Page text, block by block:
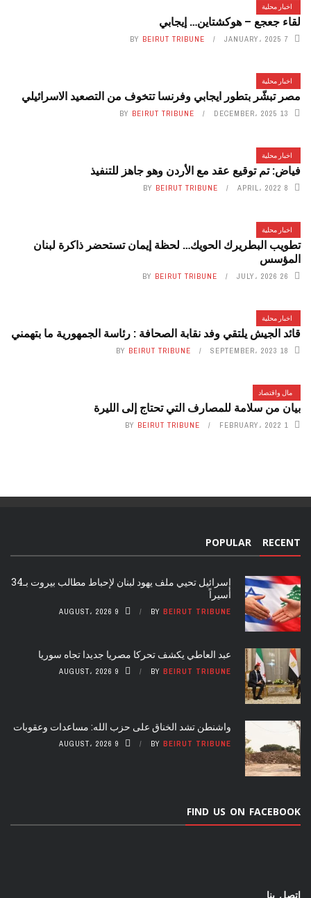
اخبار محلية
لقاء جعجع – هوكشتاين… إيجابي
7 JANUARY، 2025 BY BEIRUT TRIBUNE
اخبار محلية
مصر تبشّر بتطور ايجابي وفرنسا تتخوف من التصعيد الاسرائيلي
13 DECEMBER، 2025 BY BEIRUT TRIBUNE
اخبار محلية
فياض: تم توقيع عقد مع الأردن وهو جاهز للتنفيذ
8 APRIL، 2022 BY BEIRUT TRIBUNE
اخبار محلية
تطويب البطريرك الحويك… لحظة إيمان تستحضر ذاكرة لبنان
المؤسس
26 JULY، 2026 BY BEIRUT TRIBUNE
اخبار محلية
قائد الجيش يلتقي وفد نقابة الصحافة : رئاسة الجمهورية ما بتهمني
18 SEPTEMBER، 2023 BY BEIRUT TRIBUNE
مال واقتصاد
بيان من سلامة للمصارف التي تحتاج إلى الليرة
1 FEBRUARY، 2022 BY BEIRUT TRIBUNE
RECENT
POPULAR
إسرائيل تحيي ملف يهود لبنان لإحباط مطالب بيروت بـ34
أسيراً
BY BEIRUT TRIBUNE 9 AUGUST، 2026
عبد العاطي يكشف تحركا مصريا جديدا تجاه سوريا
BY BEIRUT TRIBUNE 9 AUGUST، 2026
واشنطن تشد الخناق على حزب الله: مساعدات وعقوبات
BY BEIRUT TRIBUNE 9 AUGUST، 2026
FIND US ON FACEBOOK
اتصل بنا